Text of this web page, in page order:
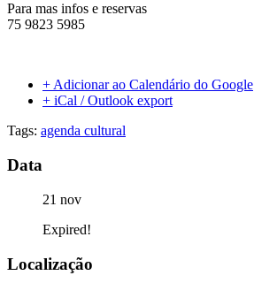
Para mas infos e reservas
75 9823 5985
+ Adicionar ao Calendário do Google
+ iCal / Outlook export
Tags: agenda cultural
Data
21 nov
Expired!
Localização